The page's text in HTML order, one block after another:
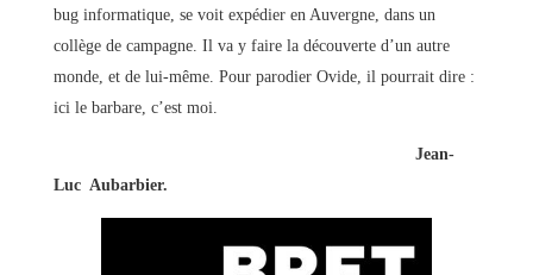
bug informatique, se voit expédier en Auvergne, dans un
collège de campagne. Il va y faire la découverte d’un autre
monde, et de lui-même. Pour parodier Ovide, il pourrait dire :
ici le barbare, c’est moi.
Jean-
Luc Aubarbier.